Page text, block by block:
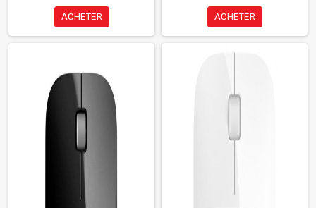
ACHETER ACHETER